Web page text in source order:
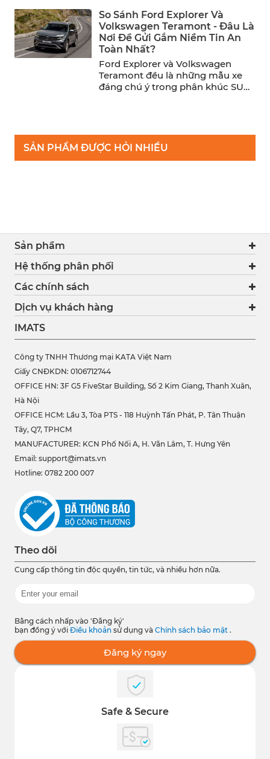
So Sánh Ford Explorer Và
Volkswagen Teramont - Đâu Là
Nơi Để Gửi Gắm Niềm Tin An
Toàn Nhất?
Ford Explorer và Volkswagen
Teramont đều là những mẫu xe
đáng chú ý trong phân khúc SUV
SẢN PHẨM ĐƯỢC HỎI NHIỀU
Sản phẩm
Hệ thống phân phối
Các chính sách
Dịch vụ khách hàng
IMATS
Công ty TNHH Thương mại KATA Việt Nam
Giấy CNĐKDN: 0106712744
OFFICE HN: 3F G5 FiveStar Building, Số 2 Kim Giang, Thanh Xuân,
Hà Nội
OFFICE HCM: Lầu 3, Tòa PTS - 118 Huỳnh Tấn Phát, P. Tân Thuận
Tây, Q7, TPHCM
MANUFACTURER: KCN Phố Nối A, H. Văn Lâm, T. Hưng Yên
Email: support@imats.vn
Hotline: 0782 200 007
Theo dõi
Cung cấp thông tin độc quyền, tin tức, và nhiều hơn nữa.
Bằng cách nhấp vào 'Đăng ký'
bạn đồng ý với Điều khoản sử dụng và Chính sách bảo mật .
Đăng ký ngay
Safe & Secure